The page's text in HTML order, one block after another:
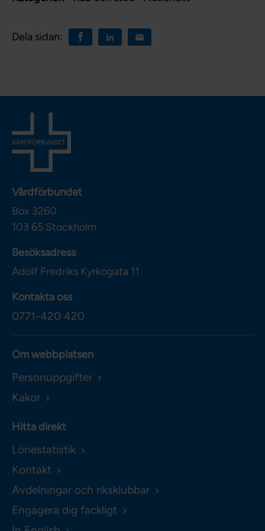
Dela sidan:
Vårdförbundet
Box 3260
103 65 Stockholm
Besöksadress
Adolf Fredriks Kyrkogata 11
Kontakta oss
0771-420 420
Om webbplatsen
Personuppgifter
Kakor
Hitta direkt
Lönestatistik
Kontakt
Avdelningar och riksklubbar
Engagera dig fackligt